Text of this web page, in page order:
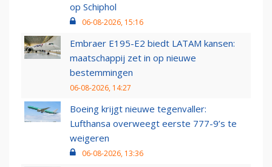
op Schiphol
06-08-2026, 15:16
Embraer E195-E2 biedt LATAM kansen:
maatschappij zet in op nieuwe
bestemmingen
06-08-2026, 14:27
Boeing krijgt nieuwe tegenvaller:
Lufthansa overweegt eerste 777-9’s te
weigeren
06-08-2026, 13:36